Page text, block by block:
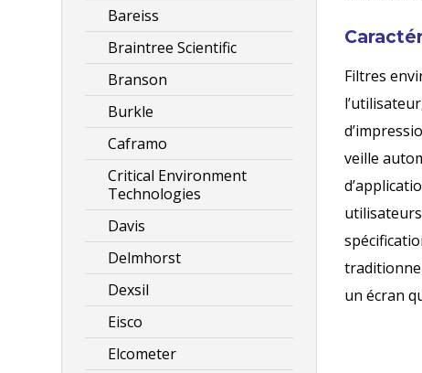
Filtres
veille
un écran
Bareiss
Braintree Scientific
Branson
Burkle
Caframo
Critical Environment
Technologies
Davis
Delmhorst
Dexsil
Eisco
Elcometer